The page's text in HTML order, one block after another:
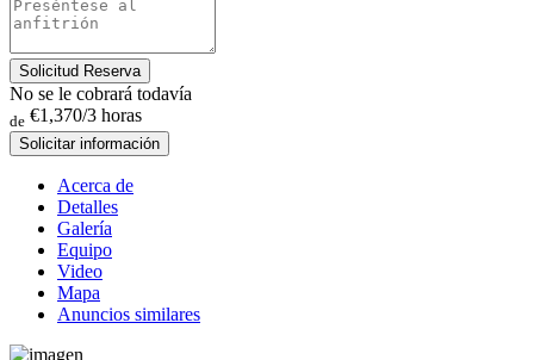
Solicitud Reserva
No se le cobrará todavía
de €1,370/3 horas
Solicitar información
Acerca de
Detalles
Galería
Equipo
Video
Mapa
Anuncios similares